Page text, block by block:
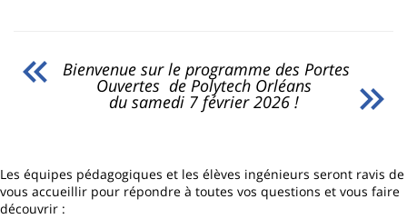
de
la
Bienvenue sur le programme des Portes
Ouvertes de Polytech Orléans
du samedi 7 février 2026 !
Les équipes pédagogiques et les élèves ingénieurs seront ravis de
vous accueillir pour répondre à toutes vos questions et vous faire
découvrir :